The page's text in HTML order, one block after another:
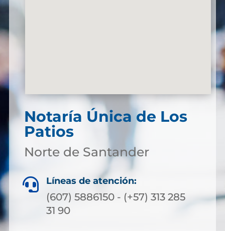
Notaría Única de Los
Patios
Norte de Santander
 Líneas de atención:
(607) 5886150 - (+57) 313 285
31 90